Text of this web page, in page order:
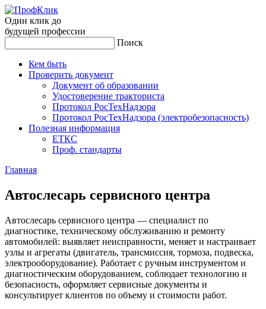
Один клик до
будущей профессии
Поиск
Кем быть
Проверить документ
Документ об образовании
Удостоверение тракториста
Протокол РосТехНадзора
Протокол РосТехНадзора (электробезопасность)
Полезная информация
ЕТКС
Проф. стандарты
Главная
Ав­тосле­сарь сер­висно­го цен­тра
Автослесарь сервисного центра — специалист по
диагностике, техническому обслуживанию и ремонту
автомобилей: выявляет неисправности, меняет и настраивает
узлы и агрегаты (двигатель, трансмиссия, тормоза, подвеска,
электрооборудование). Работает с ручным инструментом и
диагностическим оборудованием, соблюдает технологию и
безопасность, оформляет сервисные документы и
консультирует клиентов по объему и стоимости работ.